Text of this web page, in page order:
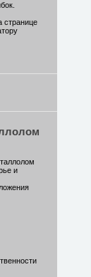
странице
и